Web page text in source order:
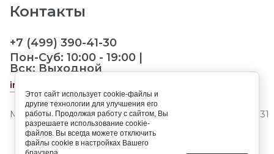
Контакты
+7 (499) 390-41-30
Пон-Суб: 10:00 - 19:00 |
Вск: Выходной
info@landorpet.ru
МО, Мытищинский р-н, д.Ховрино, Центральная
Этот сайт использует cookie-файлы и
другие технологии для улучшения его
работы. Продолжая работу с сайтом, Вы
разрешаете использование cookie-
файлов. Вы всегда можете отключить
файлы cookie в настройках Вашего